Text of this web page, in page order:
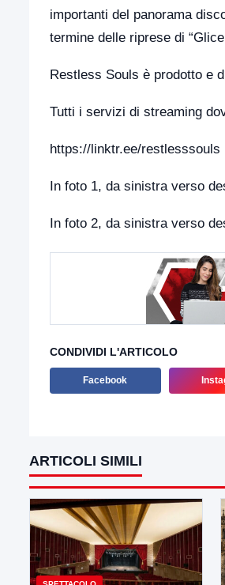
importanti del panorama
termine delle riprese di
Restless Souls è prodotto e
Tutti i servizi di streaming
https://linktr.ee/restlesssouls
In foto 1, da sinistra verso
In foto 2, da sinistra verso
CONDIVIDI L'ARTICOLO
Facebook
ARTICOLI SIMILI